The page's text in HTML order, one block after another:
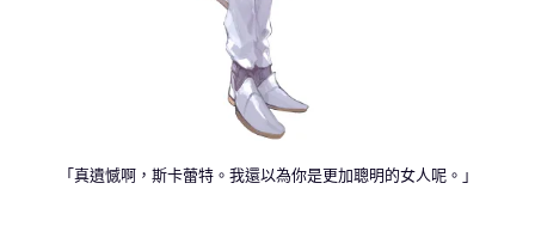
「真遺憾啊，斯卡蕾特。我還以為你是更加聰明的女人呢。」